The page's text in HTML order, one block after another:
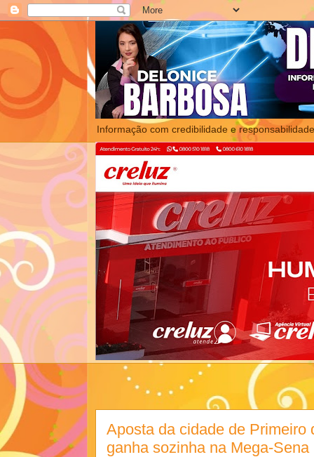
Informação com credibilidade e
Aposta da cidade de Primeiro
ganha sozinha na Mega-Sena